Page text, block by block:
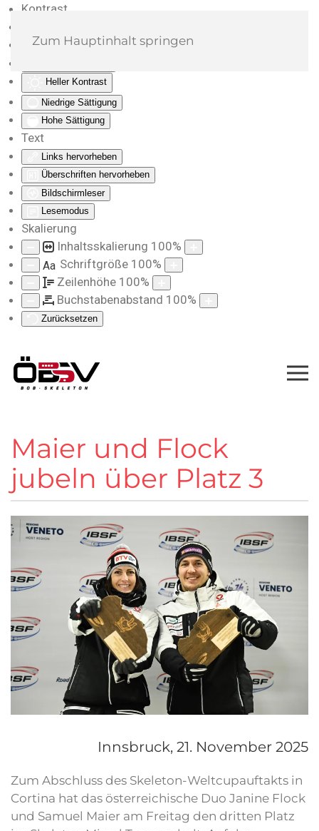
Kontrast
Monochrom
Heller Kontrast
Niedrige Sättigung
Hohe Sättigung
Text
Links hervorheben
Überschriften hervorheben
Bildschirmleser
Lesemodus
Skalierung
Inhaltsskalierung 100%
Aa Schriftgröße 100%
Zeilenhöhe 100%
Buchstabenabstand 100%
Zurücksetzen
Zum Hauptinhalt springen
Maier und Flock
jubeln über Platz 3
Innsbruck, 21. November 2025
Zum Abschluss des Skeleton-Weltcupauftakts in
Cortina hat das österreichische Duo Janine Flock
und Samuel Maier am Freitag den dritten Platz